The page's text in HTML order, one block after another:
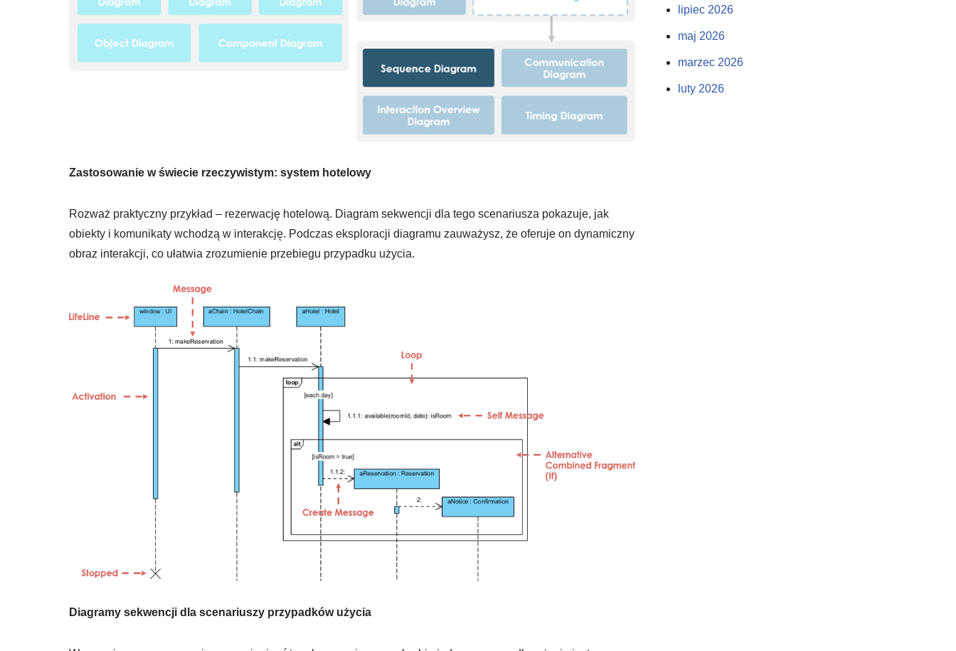
Zastosowanie w świecie rzeczywistym: system hotelowy
Rozważ praktyczny przykład – rezerwację hotelową. Diagram sekwencji dla tego scenariusza pokazuje, jak
obiekty i komunikaty wchodzą w interakcję. Podczas eksploracji diagramu zauważysz, że oferuje on dynamiczny
obraz interakcji, co ułatwia zrozumienie przebiegu przypadku użycia.
Diagramy sekwencji dla scenariuszy przypadków użycia
lipiec 2026
maj 2026
marzec 2026
luty 2026